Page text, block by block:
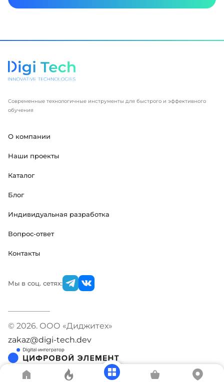
Современные технологичные инструменты для быстрого и эффективного
обучения
О компании
Наши проекты
Каталог
Блог
Индивидуальная разработка
Вопрос-ответ
Контакты
Мы в соц. сетях:
© 2026. ООО «Диджитех»
zakaz@digi-tech.dev